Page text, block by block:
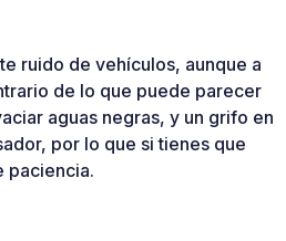
ruido de vehículos, aunque a
de lo que puede parecer
aguas negras, y un grifo en
por lo que si tienes que
paciencia.